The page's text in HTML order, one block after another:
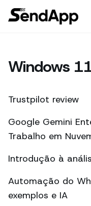
Windows
Trustpilot review
Google Gemini
Trabalho em
Introdução à
Automação do
exemplos e IA